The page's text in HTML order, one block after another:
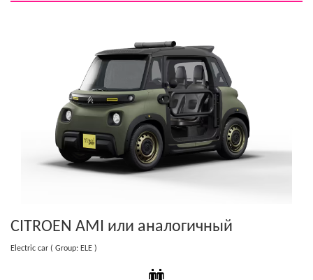
CITROEN AMI или аналогичный
Electric car ( Group: ELE )